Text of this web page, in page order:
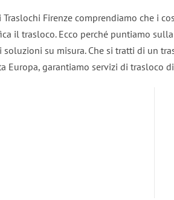
Traslochi Firenze comprendiamo che i
il trasloco. Ecco perché puntiamo sulla
su misura. Che si tratti di un
Europa, garantiamo servizi di trasloco